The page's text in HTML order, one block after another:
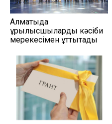
Алматыда
құрылысшыларды кәсіби
мерекесімен құттықтады